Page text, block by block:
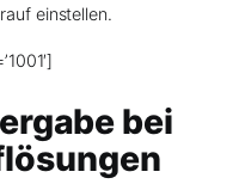
einstellen.
bei